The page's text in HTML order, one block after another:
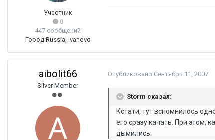
Участник
0
447 сообщений
Город:Russia, Ivanovo
aibolit66
Silver Member
Опубликовано Сентябрь 11, 2007
Storm сказал:
Кстати, тут вспомнилось
его сразу качать. При этом,
дымились.